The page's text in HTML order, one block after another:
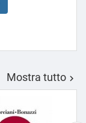
Mostra tutto 